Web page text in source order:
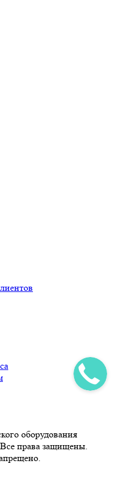
оборудования
права защищены.